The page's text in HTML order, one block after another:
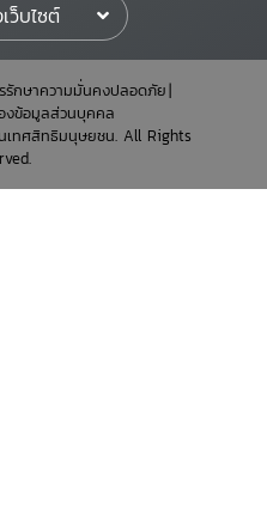
ว็บไซต์
รักษาความมั่นคงปลอดภัย
งข้อมูลส่วนบุคคล
ทศสิทธิมนุษยชน. All Rights